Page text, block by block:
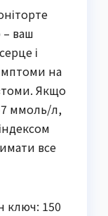
ваш
і
на
Якщо
ммоль/л,
все
ключ: 150